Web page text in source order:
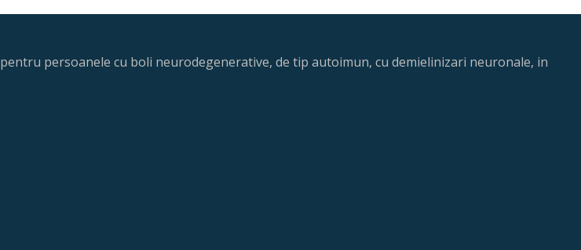
persoanele cu boli neurodegenerative, de tip autoimun, cu demielinizari neuronale, in